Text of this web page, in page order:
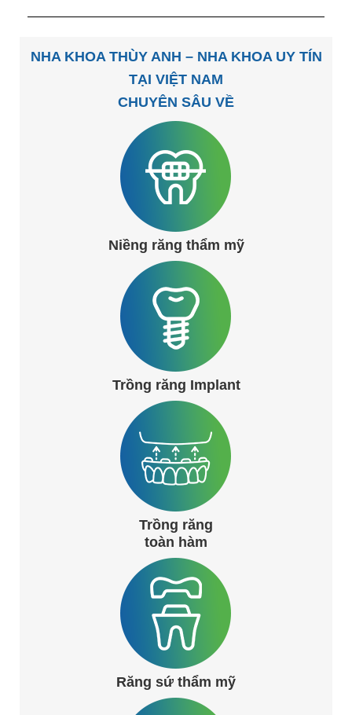
NHA KHOA THÙY ANH – NHA KHOA UY TÍN
TẠI VIỆT NAM
CHUYÊN SÂU VỀ
Niềng răng thẩm mỹ
Trồng răng Implant
Trồng răng
toàn hàm
Răng sứ thẩm mỹ